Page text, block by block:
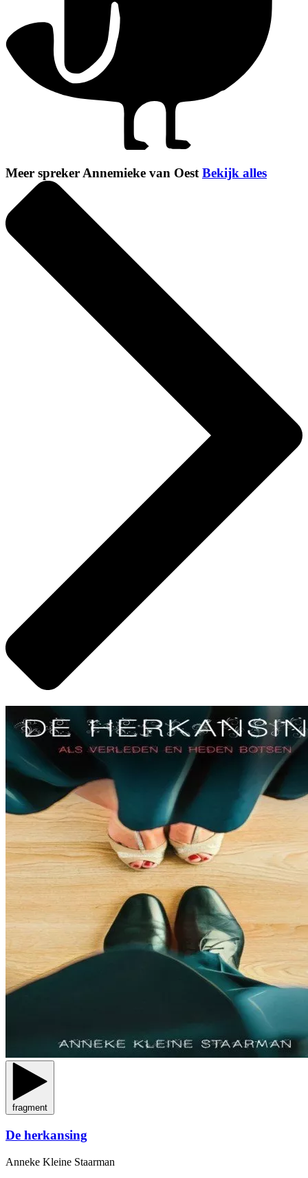
Meer spreker Annemieke van Oest Bekijk alles
fragment
De herkansing
Anneke Kleine Staarman